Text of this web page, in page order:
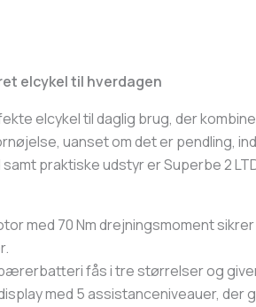
elcykel til hverdagen
elcykel til daglig brug, der
uanset om det er pendling,
praktiske udstyr er Superbe 2
med 70 Nm drejningsmoment
fås i tre størrelser og
med 5 assistanceniveauer, der